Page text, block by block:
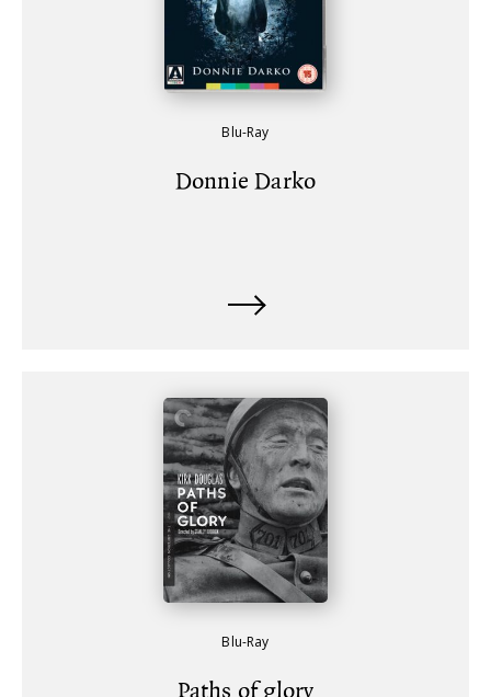
Blu-Ray
Donnie Darko
Blu-Ray
Paths of glory